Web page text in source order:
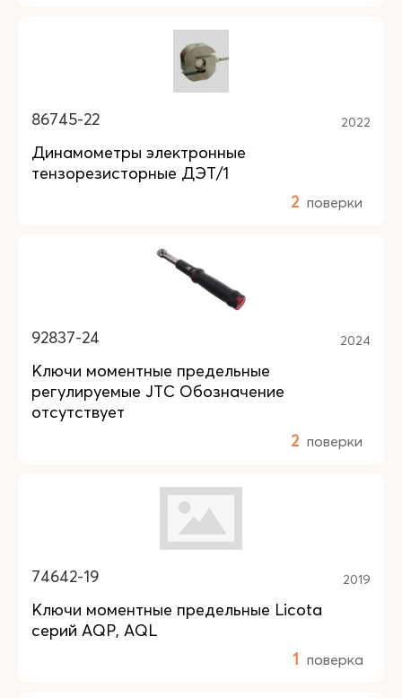
86745-22 2022
Динамометры электронные
тензорезисторные ДЭТ/1
2 поверки
92837-24 2024
Ключи моментные предельные
регулируемые JTC Обозначение
отсутствует
2 поверки
74642-19 2019
Ключи моментные предельные Licota
серий AQP, AQL
1 поверка